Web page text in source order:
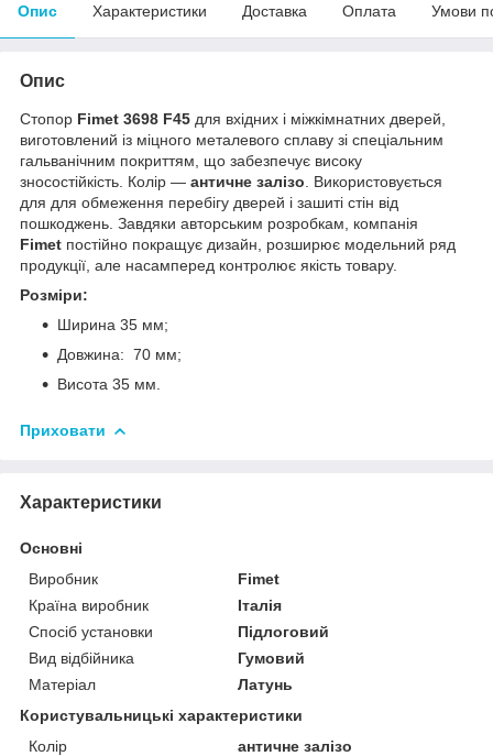
Опис Характеристики Доставка Оплата Умови
Опис
Стопор Fimet 3698 F45 для вхідних і міжкімнатних дверей,
виготовлений із міцного металевого сплаву зі спеціальним
гальванічним покриттям, що забезпечує високу
зносостійкість. Колір — античне залізо . Використовується
для для обмеження перебігу дверей і зашиті стін від
пошкоджень. Завдяки авторським розробкам, компанія
Fimet постійно покращує дизайн, розширює модельний ряд
продукції, але насамперед контролює якість товару.
Розміри:
Ширина 35 мм;
Довжина: 70 мм;
Висота 35 мм.
Приховати
Характеристики
Основні
Виробник
Fimet
Країна виробник
Італія
Спосіб установки
Підлоговий
Вид відбійника
Гумовий
Матеріал
Латунь
Користувальницькі характеристики
Колір
античне залізо